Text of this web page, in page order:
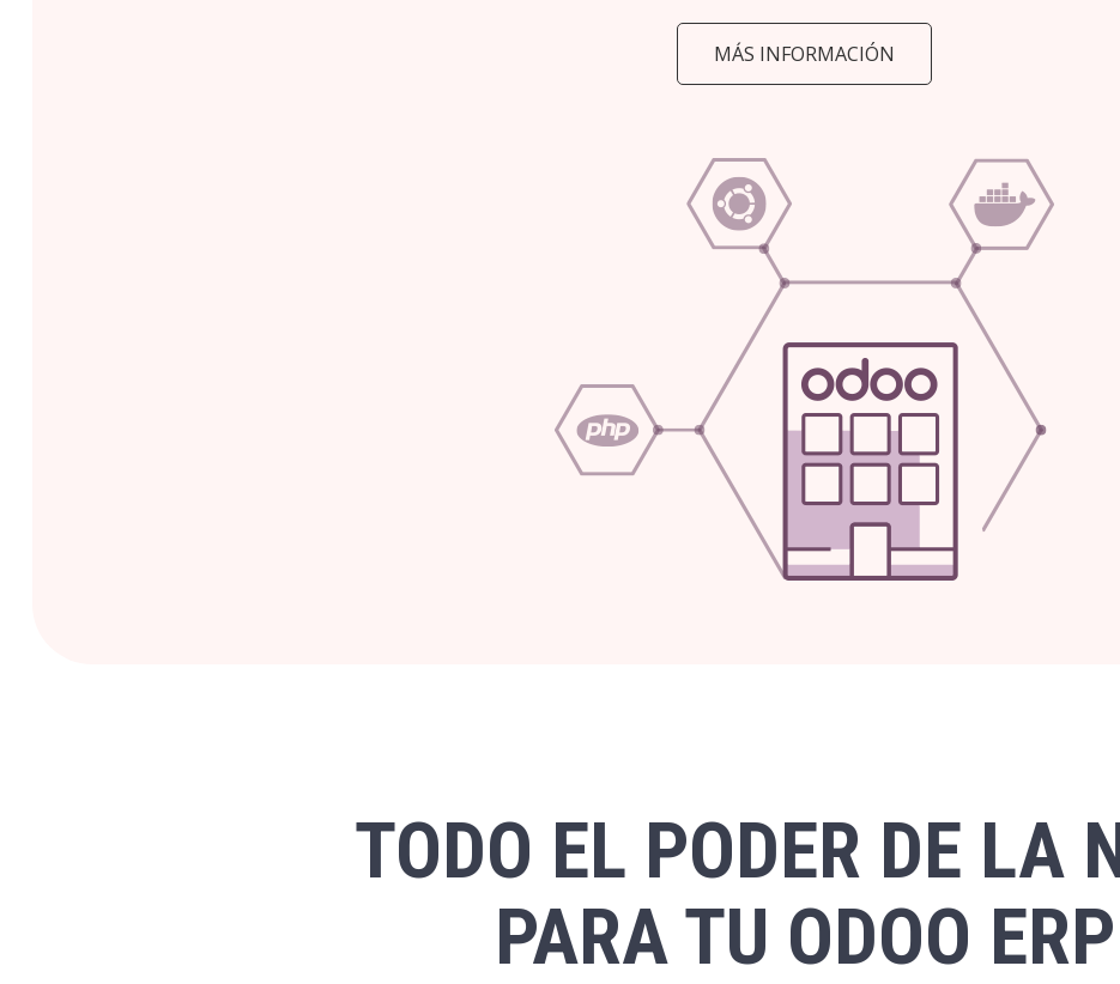
MÁS INFORMACIÓN
TODO EL PODER DE LA
PARA TU ODOO ERP